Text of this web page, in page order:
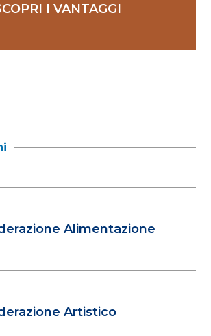
I VANTAGGI
Alimentazione
Artistico